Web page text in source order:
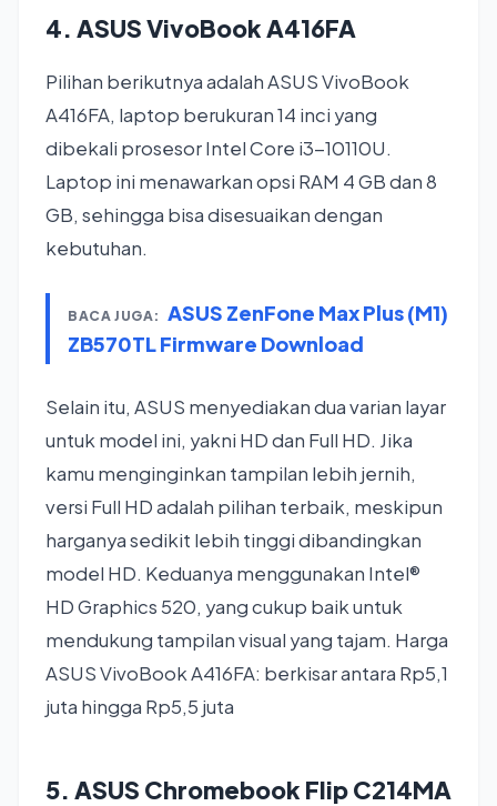
4. ASUS VivoBook A416FA
Pilihan berikutnya adalah ASUS VivoBook
A416FA, laptop berukuran 14 inci yang
dibekali prosesor Intel Core i3-10110U.
Laptop ini menawarkan opsi RAM 4 GB dan 8
GB, sehingga bisa disesuaikan dengan
kebutuhan.
BACA JUGA: ASUS ZenFone Max Plus (M1)
ZB570TL Firmware Download
Selain itu, ASUS menyediakan dua varian layar
untuk model ini, yakni HD dan Full HD. Jika
kamu menginginkan tampilan lebih jernih,
versi Full HD adalah pilihan terbaik, meskipun
harganya sedikit lebih tinggi dibandingkan
model HD. Keduanya menggunakan Intel®
HD Graphics 520, yang cukup baik untuk
mendukung tampilan visual yang tajam. Harga
ASUS VivoBook A416FA: berkisar antara Rp5,1
juta hingga Rp5,5 juta
5. ASUS Chromebook Flip C214MA